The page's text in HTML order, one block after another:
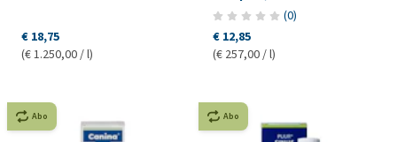
€ 18,75
(€ 1.250,00 / l)
(0)
€ 12,85
(€ 257,00 / l)
Abo Abo